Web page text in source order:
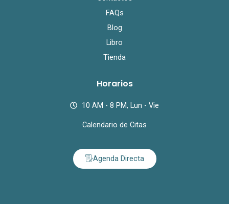
FAQs
Blog
Libro
Tienda
Horarios
10 AM - 8 PM, Lun - Vie
Calendario de Citas
Agenda Directa